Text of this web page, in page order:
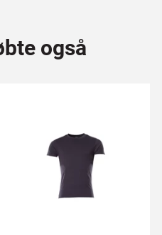
også